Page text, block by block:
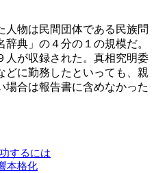
人物は民間団体である民族問
典」の４分の１の規模だ。
人が収録された。真相究明委
どに勤務したといっても、親
場合は報告書に含めなかった
するには
本格化